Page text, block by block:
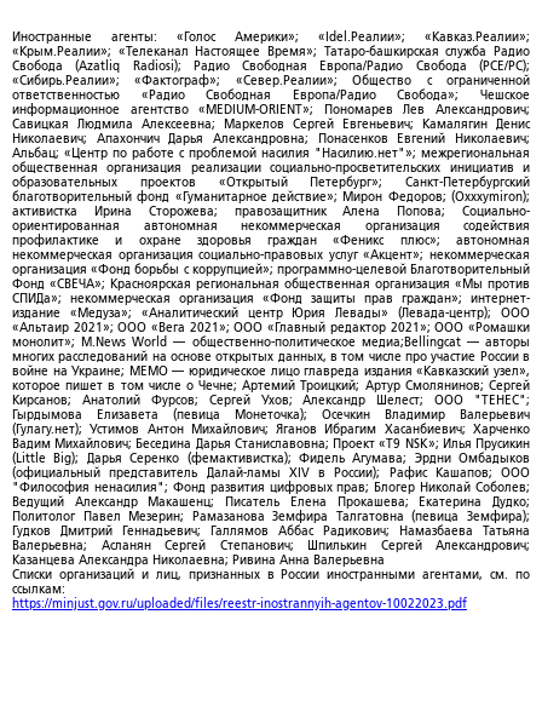
Иностранные агенты: «Голос Америки»; «Idel.Реалии»; «Кавказ.Реалии»;
«Крым.Реалии»; «Телеканал Настоящее Время»; Татаро-башкирская служба Радио
Свобода (Azatliq Radiosi); Радио Свободная Европа/Радио Свобода (PCE/PC);
«Сибирь.Реалии»; «Фактограф»; «Север.Реалии»; Общество с ограниченной
ответственностью «Радио Свободная Европа/Радио Свобода»; Чешское
информационное агентство «MEDIUM-ORIENT»; Пономарев Лев Александрович;
Савицкая Людмила Алексеевна; Маркелов Сергей Евгеньевич; Камалягин Денис
Николаевич; Апахончич Дарья Александровна; Понасенков Евгений Николаевич;
Альбац; «Центр по работе с проблемой насилия "Насилию.нет"»; межрегиональная
общественная организация реализации социально-просветительских инициатив и
образовательных проектов «Открытый Петербург»; Санкт-Петербургский
благотворительный фонд «Гуманитарное действие»; Мирон Федоров; (Oxxxymiron);
активистка Ирина Сторожева; правозащитник Алена Попова; Социально-
ориентированная автономная некоммерческая организация содействия
профилактике и охране здоровья граждан «Феникс плюс»; автономная
некоммерческая организация социально-правовых услуг «Акцент»; некоммерческая
организация «Фонд борьбы с коррупцией»; программно-целевой Благотворительный
Фонд «СВЕЧА»; Красноярская региональная общественная организация «Мы против
СПИДа»; некоммерческая организация «Фонд защиты прав граждан»; интернет-
издание «Медуза»; «Аналитический центр Юрия Левады» (Левада-центр); ООО
«Альтаир 2021»; ООО «Вега 2021»; ООО «Главный редактор 2021»; ООО «Ромашки
монолит»; M.News World — общественно-политическое медиа;Bellingcat — авторы
многих расследований на основе открытых данных, в том числе про участие России в
войне на Украине; МЕМО — юридическое лицо главреда издания «Кавказский узел»,
которое пишет в том числе о Чечне; Артемий Троицкий; Артур Смолянинов; Сергей
Кирсанов; Анатолий Фурсов; Сергей Ухов; Александр Шелест; ООО "ТЕНЕС";
Гырдымова Елизавета (певица Монеточка); Осечкин Владимир Валерьевич
(Гулагу.нет); Устимов Антон Михайлович; Яганов Ибрагим Хасанбиевич; Харченко
Вадим Михайлович; Беседина Дарья Станиславовна; Проект «T9 NSK»; Илья Прусикин
(Little Big); Дарья Серенко (фемактивистка); Фидель Агумава; Эрдни Омбадыков
(официальный представитель Далай-ламы XIV в России); Рафис Кашапов; ООО
"Философия ненасилия"; Фонд развития цифровых прав; Блогер Николай Соболев;
Ведущий Александр Макашенц; Писатель Елена Прокашева; Екатерина Дудко;
Политолог Павел Мезерин; Рамазанова Земфира Талгатовна (певица Земфира);
Гудков Дмитрий Геннадьевич; Галлямов Аббас Радикович; Намазбаева Татьяна
Валерьевна; Асланян Сергей Степанович; Шпилькин Сергей Александрович;
Казанцева Александра Николаевна; Ривина Анна Валерьевна
Списки организаций и лиц, признанных в России иностранными агентами, см. по
ссылкам:
https://minjust.gov.ru/uploaded/files/reestr-inostrannyih-agentov-10022023.pdf